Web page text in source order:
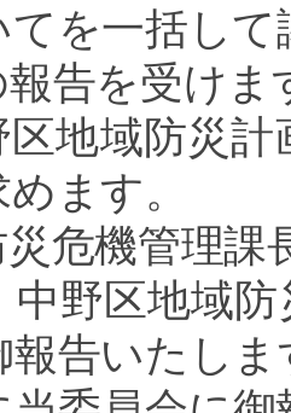
を一括し
告を受けま
地域防災計
ます。
危機管理課
野区地域防
告いたし